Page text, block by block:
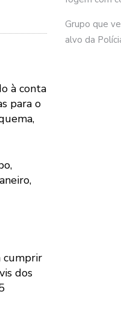
à conta
para o
cumprir
dos
Grupo que
alvo da